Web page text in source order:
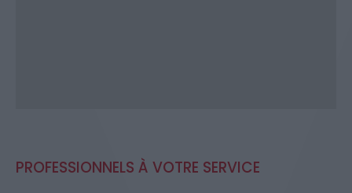
PROFESSIONNELS À VOTRE SERVICE